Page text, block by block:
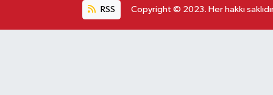
RSS Copyright © 2023. Her hakkı